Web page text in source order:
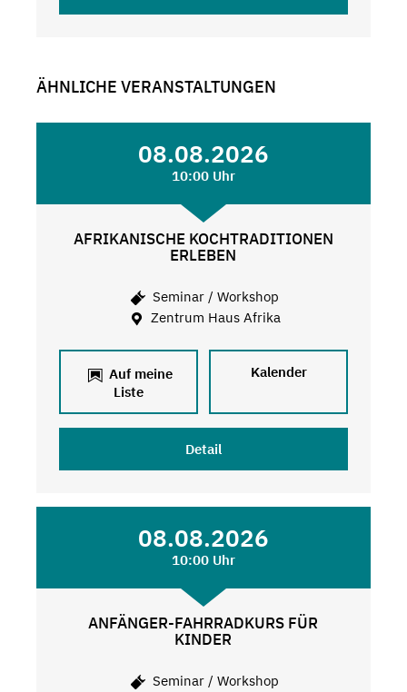
ÄHNLICHE VERANSTALTUNGEN
08.08.2026
10:00 Uhr
AFRIKANISCHE KOCHTRADITIONEN
ERLEBEN
Seminar / Workshop
Zentrum Haus Afrika
Auf meine
Liste
Kalender
Detail
08.08.2026
10:00 Uhr
ANFÄNGER-FAHRRADKURS FÜR
KINDER
Seminar / Workshop